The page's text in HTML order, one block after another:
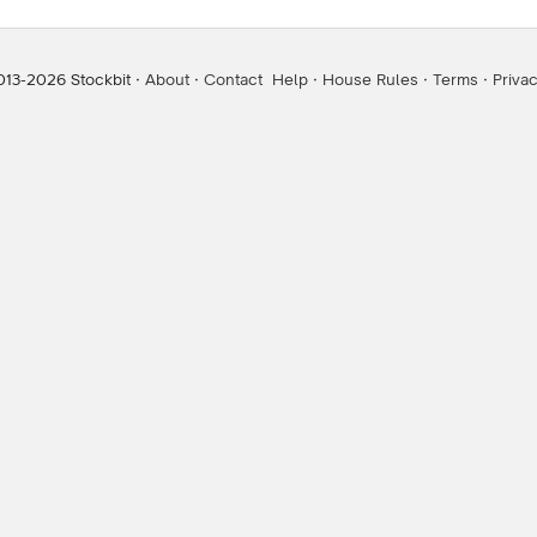
dan stabil di ~US$95,1/ barrel pada Selasa (2/6) pagi.
2026 Stockbit · About · Contact Help · House Rules · Terms ·